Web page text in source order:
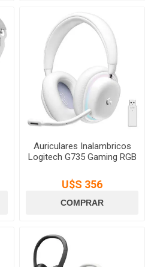
Auriculares Inalambricos
Logitech G735 Gaming RGB
U$S 356